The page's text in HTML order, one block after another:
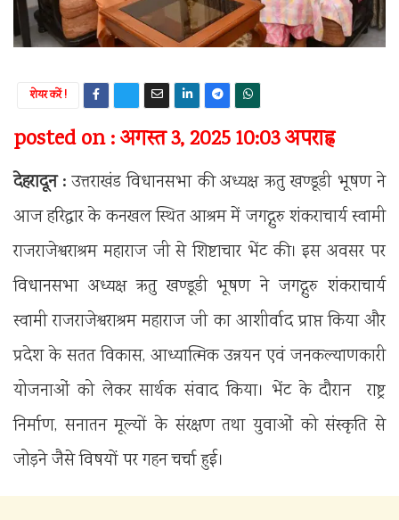
शेयर करें !
posted on : अगस्त 3, 2025 10:03 अपराह्न
देहरादून : उत्तराखंड विधानसभा की अध्यक्ष ऋतु खण्डूडी भूषण ने
आज हरिद्वार के कनखल स्थित आश्रम में जगद्गुरु शंकराचार्य स्वामी
राजराजेश्वराश्रम महाराज जी से शिष्टाचार भेंट की। इस अवसर पर
विधानसभा अध्यक्ष ऋतु खण्डूडी भूषण ने जगद्गुरु शंकराचार्य
स्वामी राजराजेश्वराश्रम महाराज जी का आशीर्वाद प्राप्त किया और
प्रदेश के सतत विकास, आध्यात्मिक उन्नयन एवं जनकल्याणकारी
योजनाओं को लेकर सार्थक संवाद किया। भेंट के दौरान राष्ट्र
निर्माण, सनातन मूल्यों के संरक्षण तथा युवाओं को संस्कृति से
जोड़ने जैसे विषयों पर गहन चर्चा हुई।